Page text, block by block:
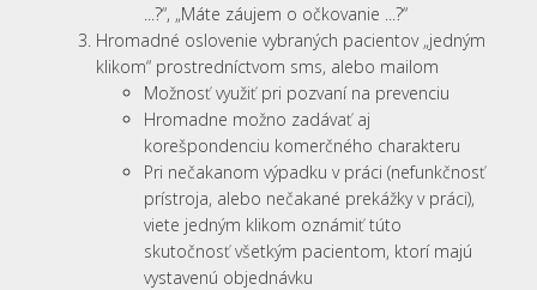
...?“, „Máte záujem o očkovanie ...?“
Hromadné oslovenie vybraných pacientov „jedným
klikom“ prostredníctvom sms, alebo mailom
Možnosť využiť pri pozvaní na prevenciu
Hromadne možno zadávať aj
korešpondenciu komerčného charakteru
Pri nečakanom výpadku v práci (nefunkčnosť
prístroja, alebo nečakané prekážky v práci),
viete jedným klikom oznámiť túto
skutočnosť všetkým pacientom, ktorí majú
vystavenú objednávku